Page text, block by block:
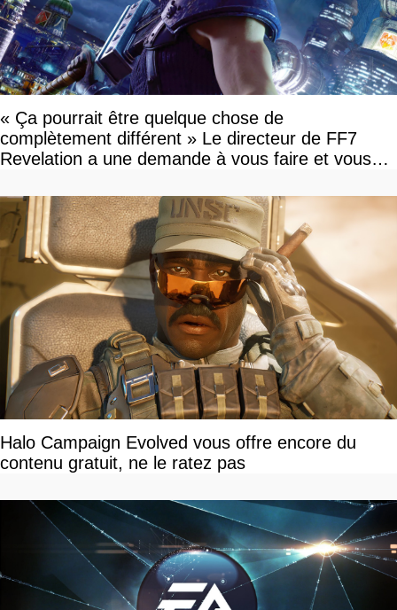
« Ça pourrait être quelque chose de
complètement différent » Le directeur de FF7
Revelation a une demande à vous faire et vous
Halo Campaign Evolved vous offre encore du
contenu gratuit, ne le ratez pas